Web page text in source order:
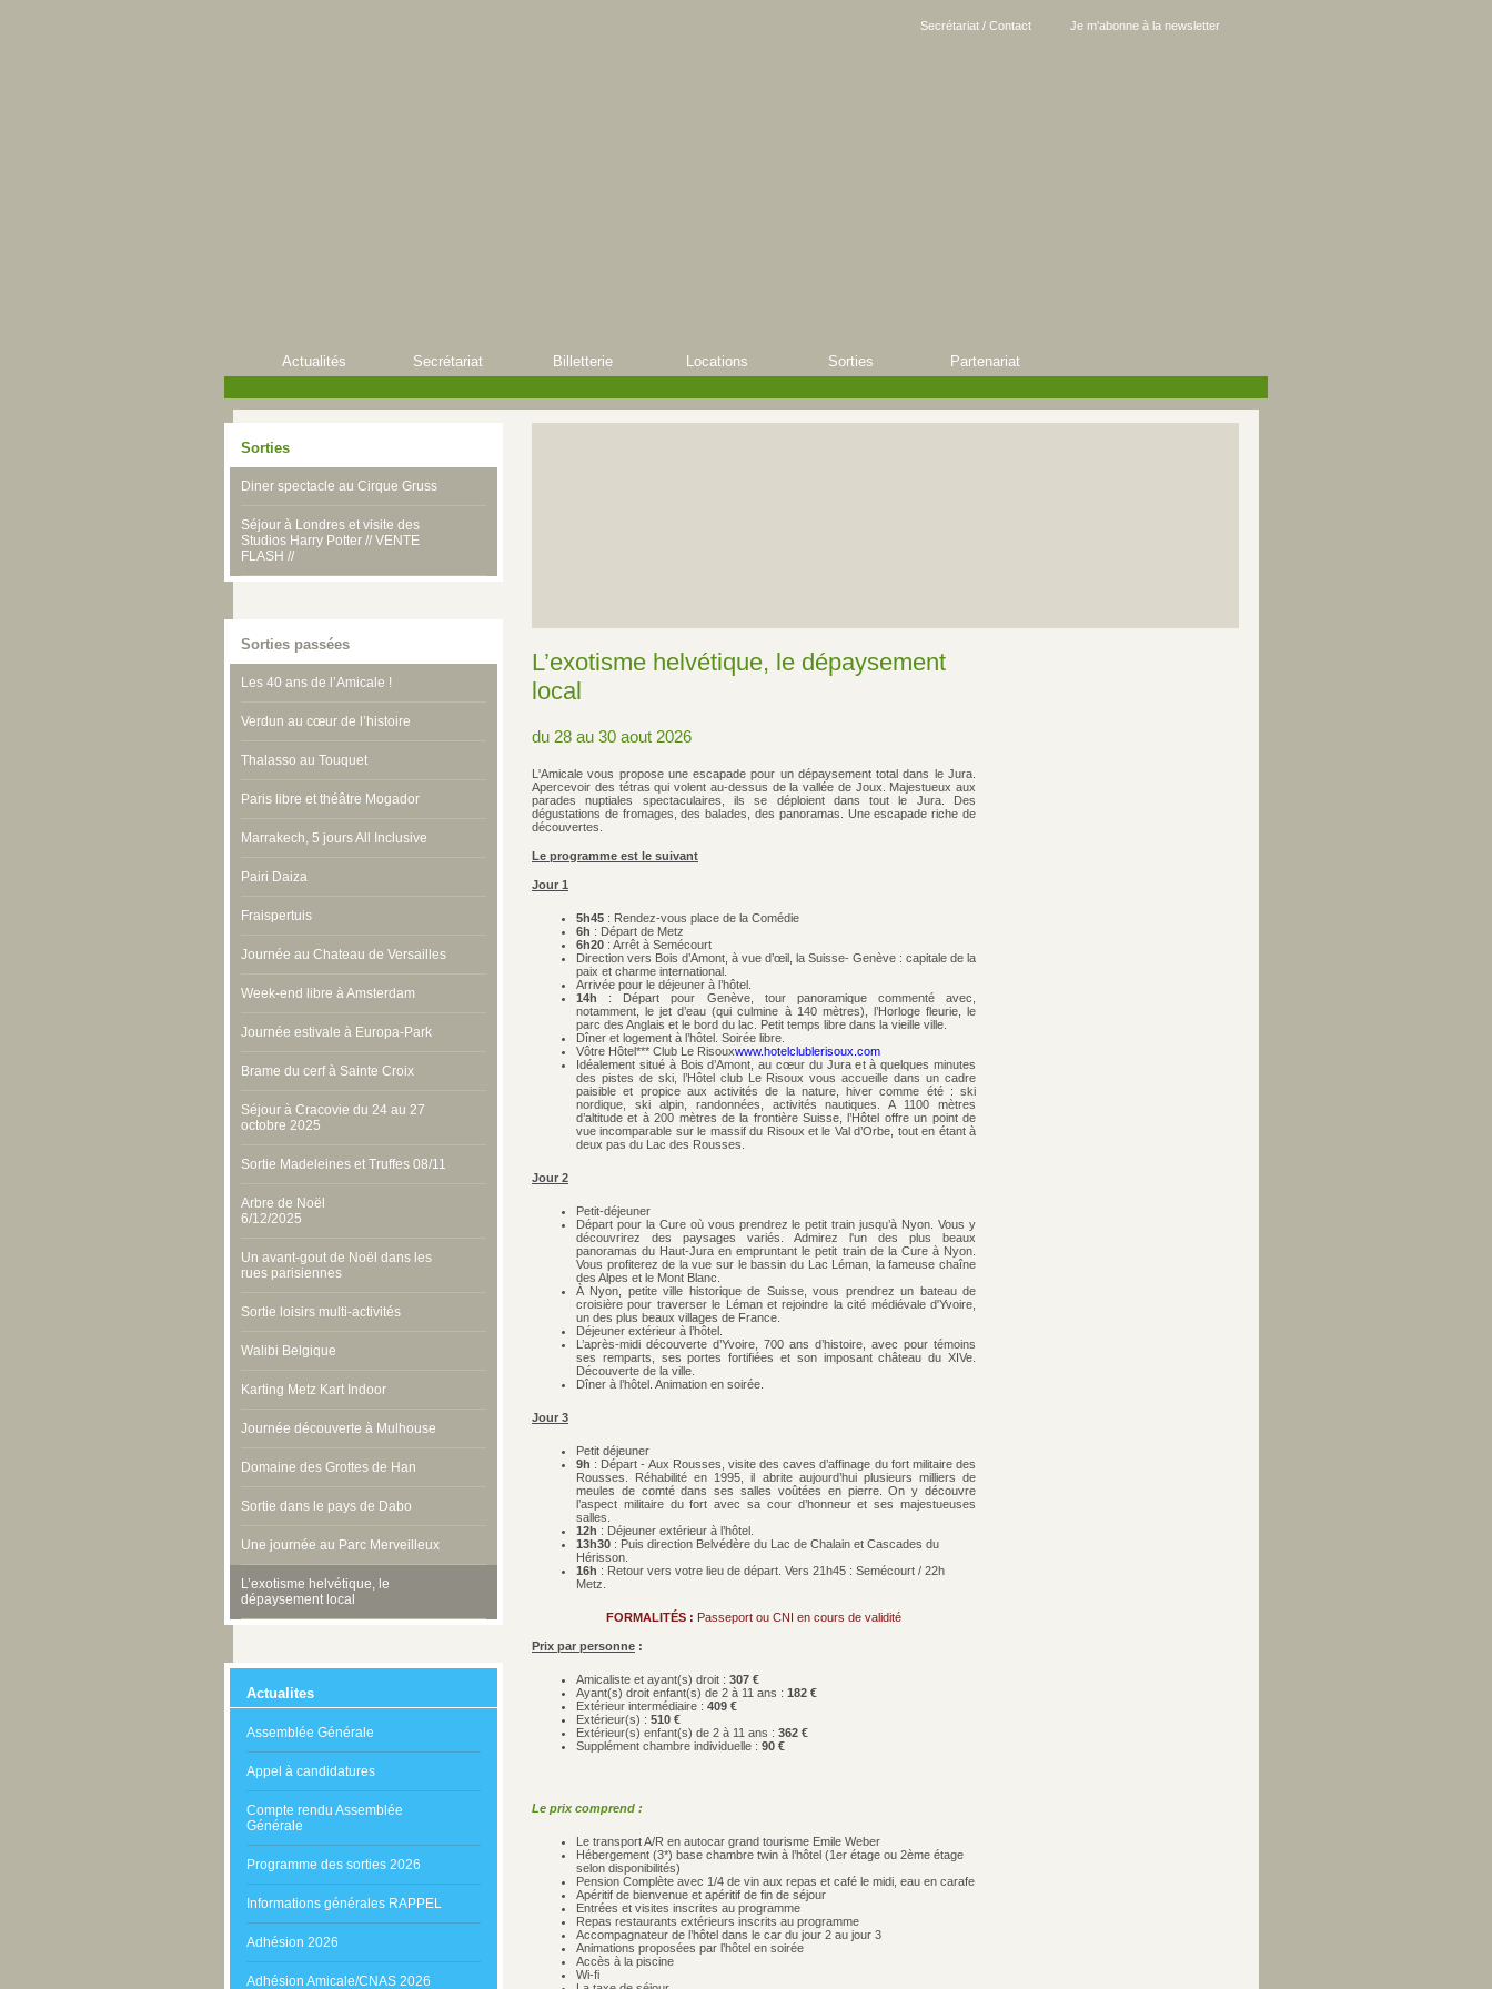
Je m'abonne à la newsletter
Secrétariat / Contact
Actualités Secrétariat Billetterie Locations Sorties Partenariat
Sorties
Diner spectacle au Cirque Gruss
Séjour à Londres et visite des
Studios Harry Potter // VENTE
FLASH //
Sorties passées
Les 40 ans de l’Amicale !
Verdun au cœur de l’histoire
Thalasso au Touquet
Paris libre et théâtre Mogador
Marrakech, 5 jours All Inclusive
Pairi Daiza
Fraispertuis
Journée au Chateau de Versailles
Week-end libre à Amsterdam
Journée estivale à Europa-Park
Brame du cerf à Sainte Croix
Séjour à Cracovie du 24 au 27
octobre 2025
Sortie Madeleines et Truffes 08/11
Arbre de Noël
6/12/2025
Un avant-gout de Noël dans les
rues parisiennes
Sortie loisirs multi-activités
Walibi Belgique
Karting Metz Kart Indoor
Journée découverte à Mulhouse
Domaine des Grottes de Han
Sortie dans le pays de Dabo
Une journée au Parc Merveilleux
L’exotisme helvétique, le
dépaysement local
Actualites
Assemblée Générale
Appel à candidatures
Compte rendu Assemblée
Générale
Programme des sorties 2026
Informations générales RAPPEL
Adhésion 2026
Adhésion Amicale/CNAS 2026
L’exotisme helvétique, le dépaysement
local
du 28 au 30 aout 2026
L'Amicale vous propose une escapade pour un dépaysement total dans le Jura.
Apercevoir des tétras qui volent au-dessus de la vallée de Joux. Majestueux aux
parades nuptiales spectaculaires, ils se déploient dans tout le Jura. Des
dégustations de fromages, des balades, des panoramas. Une escapade riche de
découvertes.
Le programme est le suivant
Jour 1
5h45 : Rendez-vous place de la Comédie
6h : Départ de Metz
6h20 : Arrêt à Semécourt
Direction vers Bois d’Amont, à vue d’œil, la Suisse- Genève : capitale de la
paix et charme international.
Arrivée pour le déjeuner à l’hôtel.
14h : Départ pour Genève, tour panoramique commenté avec,
notamment, le jet d’eau (qui culmine à 140 mètres), l’Horloge fleurie, le
parc des Anglais et le bord du lac. Petit temps libre dans la vieille ville.
Dîner et logement à l’hôtel. Soirée libre.
Vôtre Hôtel*** Club Le Risouxwww.hotelclublerisoux.com
Idéalement situé à Bois d’Amont, au cœur du Jura et à quelques minutes
des pistes de ski, l’Hôtel club Le Risoux vous accueille dans un cadre
paisible et propice aux activités de la nature, hiver comme été : ski
nordique, ski alpin, randonnées, activités nautiques. A 1100 mètres
d’altitude et à 200 mètres de la frontière Suisse, l’Hôtel offre un point de
vue incomparable sur le massif du Risoux et le Val d’Orbe, tout en étant à
deux pas du Lac des Rousses.
Jour 2
Petit-déjeuner
Départ pour la Cure où vous prendrez le petit train jusqu’à Nyon. Vous y
découvrirez des paysages variés. Admirez l'un des plus beaux
panoramas du Haut-Jura en empruntant le petit train de la Cure à Nyon.
Vous profiterez de la vue sur le bassin du Lac Léman, la fameuse chaîne
des Alpes et le Mont Blanc.
À Nyon, petite ville historique de Suisse, vous prendrez un bateau de
croisière pour traverser le Léman et rejoindre la cité médiévale d'Yvoire,
un des plus beaux villages de France.
Déjeuner extérieur à l’hôtel.
L’après-midi découverte d’Yvoire, 700 ans d’histoire, avec pour témoins
ses remparts, ses portes fortifiées et son imposant château du XIVe.
Découverte de la ville.
Dîner à l’hôtel. Animation en soirée.
Jour 3
Petit déjeuner
9h : Départ - Aux Rousses, visite des caves d’affinage du fort militaire des
Rousses. Réhabilité en 1995, il abrite aujourd’hui plusieurs milliers de
meules de comté dans ses salles voûtées en pierre. On y découvre
l’aspect militaire du fort avec sa cour d’honneur et ses majestueuses
salles.
12h : Déjeuner extérieur à l’hôtel.
13h30 : Puis direction Belvédère du Lac de Chalain et Cascades du
Hérisson.
16h : Retour vers votre lieu de départ. Vers 21h45 : Semécourt / 22h
Metz.
FORMALITÉS : Passeport ou CNI en cours de validité
Prix par personne :
Amicaliste et ayant(s) droit : 307 €
Ayant(s) droit enfant(s) de 2 à 11 ans : 182 €
Extérieur intermédiaire : 409 €
Extérieur(s) : 510 €
Extérieur(s) enfant(s) de 2 à 11 ans : 362 €
Supplément chambre individuelle : 90 €
Le prix comprend :
Le transport A/R en autocar grand tourisme Emile Weber
Hébergement (3*) base chambre twin à l’hôtel (1er étage ou 2ème étage
selon disponibilités)
Pension Complète avec 1/4 de vin aux repas et café le midi, eau en carafe
Apéritif de bienvenue et apéritif de fin de séjour
Entrées et visites inscrites au programme
Repas restaurants extérieurs inscrits au programme
Accompagnateur de l’hôtel dans le car du jour 2 au jour 3
Animations proposées par l’hôtel en soirée
Accès à la piscine
Wi-fi